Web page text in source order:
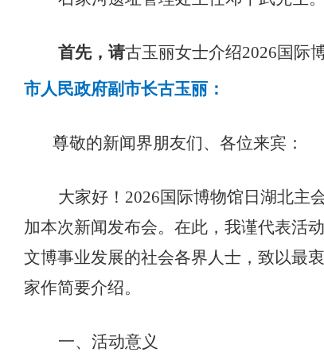
首先，请古玉丽女士介绍2026国际
市人民政府副市长古玉丽：
尊敬的新闻界朋友们、各位来宾：
大家好！ 2026国际博物馆日湖北主
加本次新闻发布会。在此，我谨代表活动
文博事业发展的社会各界人士，致以最
家作简要介绍。
一、 活动意义